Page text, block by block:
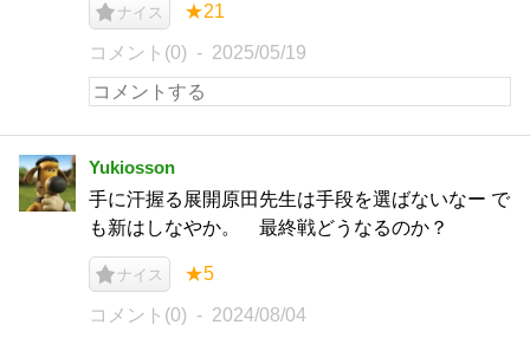
ナイス ★21
コメント(0) 2025/05/19
Yukiosson
手に汗握る展開原田先生は手段を選ばないなー で
も新はしなやか。 最終戦どうなるのか？
ナイス ★5
コメント(0) 2024/08/04